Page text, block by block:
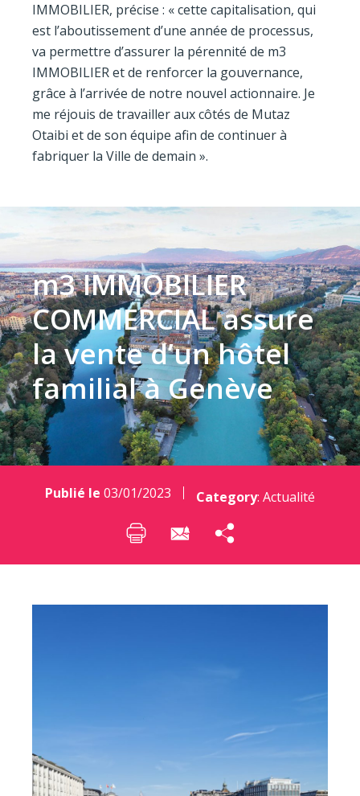
IMMOBILIER, précise : « cette capitalisation, qui
est l’aboutissement d’une année de processus,
va permettre d’assurer la pérennité de m3
IMMOBILIER et de renforcer la gouvernance,
grâce à l’arrivée de notre nouvel actionnaire. Je
me réjouis de travailler aux côtés de Mutaz
Otaibi et de son équipe afin de continuer à
fabriquer la Ville de demain ».
m3 IMMOBILIER
COMMERCIAL assure
la vente d’un hôtel
familial à Genève
Publié le 03/01/2023 Category: Actualité